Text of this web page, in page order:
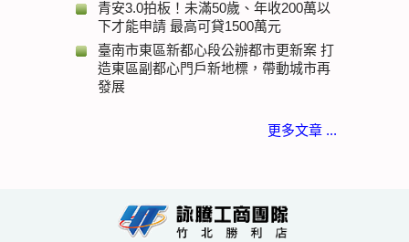
青安3.0拍板！未滿50歲、年收200萬以
下才能申請 最高可貸1500萬元
臺南市東區新都心段公辦都市更新案 打
造東區副都心門戶新地標，帶動城市再
發展
更多文章 ...